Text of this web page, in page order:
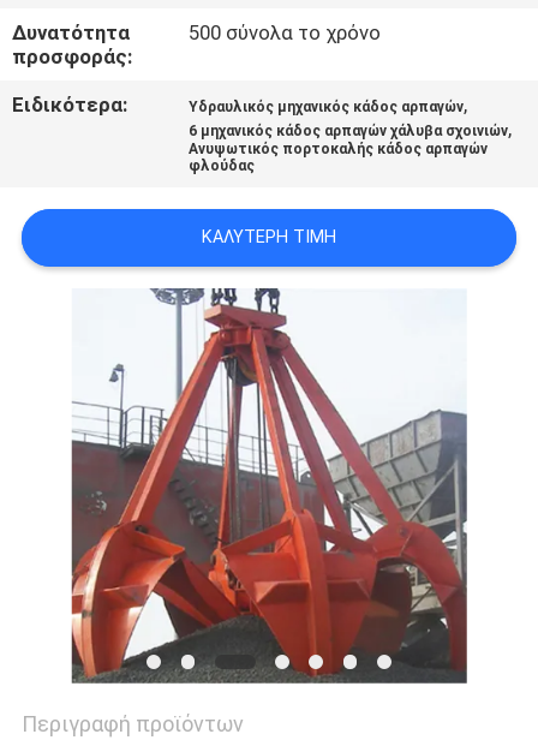
ΥΠΟΘΈΣΕΙΣ
SITEMAP
ΑΠΟΡΡΉΤΟΥ
Δυνατότητα
προσφοράς:
500 σύνολα το χρόνο
Ειδικότερα: Υδραυλικός μηχανικός κάδος αρπαγών,
6 μηχανικός κάδος αρπαγών χάλυβα σχοινιών,
Ανυψωτικός πορτοκαλής κάδος αρπαγών
φλούδας
ΚΑΛΎΤΕΡΗ ΤΙΜΉ
Περιγραφή προϊόντων